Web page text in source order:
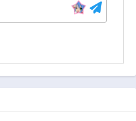
3ヶ月前